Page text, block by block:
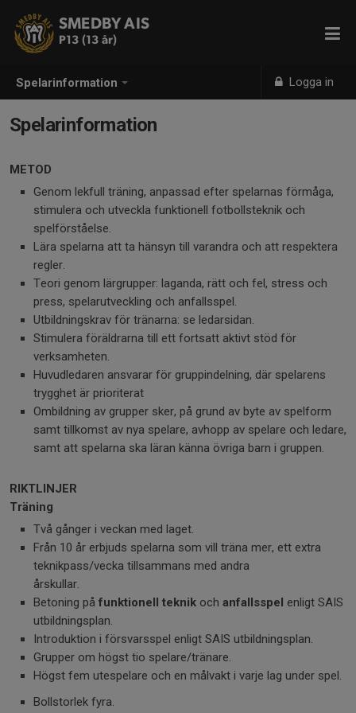
Spelarinformation Logga in
SMEDBY AIS
P13 (13 år)
Spelarinformation
METOD
Genom lekfull träning, anpassad efter spelarnas förmåga,
stimulera och utveckla funktionell fotbollsteknik och
spelförståelse.
Lära spelarna att ta hänsyn till varandra och att respektera
regler.
Teori genom lärgrupper: laganda, rätt och fel, stress och
press, spelarutveckling och anfallsspel.
Utbildningskrav för tränarna: se ledarsidan.
Stimulera föräldrarna till ett fortsatt aktivt stöd för
verksamheten.
Huvudledaren ansvarar för gruppindelning, där spelarens
trygghet är prioriterat
Ombildning av grupper sker, på grund av byte av spelform
samt tillkomst av nya spelare, avhopp av spelare och ledare,
samt att spelarna ska läran känna övriga barn i gruppen.
RIKTLINJER
Träning
Två gånger i veckan med laget.
Från 10 år erbjuds spelarna som vill träna mer, ett extra
teknikpass/vecka tillsammans med andra
årskullar.
Betoning på funktionell teknik och anfallsspel enligt SAIS
utbildningsplan.
Introduktion i försvarsspel enligt SAIS utbildningsplan.
Grupper om högst tio spelare/tränare.
Högst fem utespelare och en målvakt i varje lag under spel.
Bollstorlek fyra.